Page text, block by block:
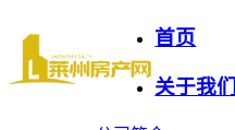
首页
关于我们